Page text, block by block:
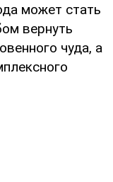
может стать
вернуть
чуда, а